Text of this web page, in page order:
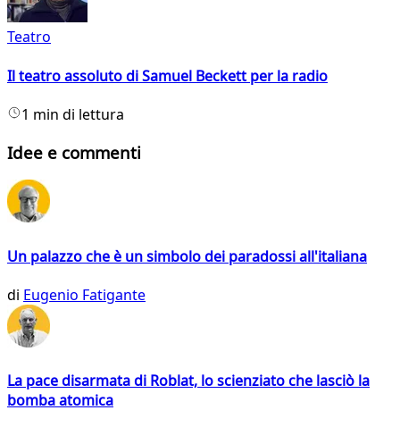
Teatro
Il teatro assoluto di Samuel Beckett per la radio
1 min di lettura
Idee e commenti
Un palazzo che è un simbolo dei paradossi all'italiana
di Eugenio Fatigante
La pace disarmata di Roblat, lo scienziato che lasciò la
bomba atomica